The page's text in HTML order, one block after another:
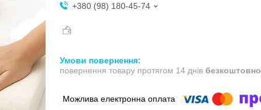
+380 (98) 180-45-74
повернення товару протягом 14 днів безкоштовно